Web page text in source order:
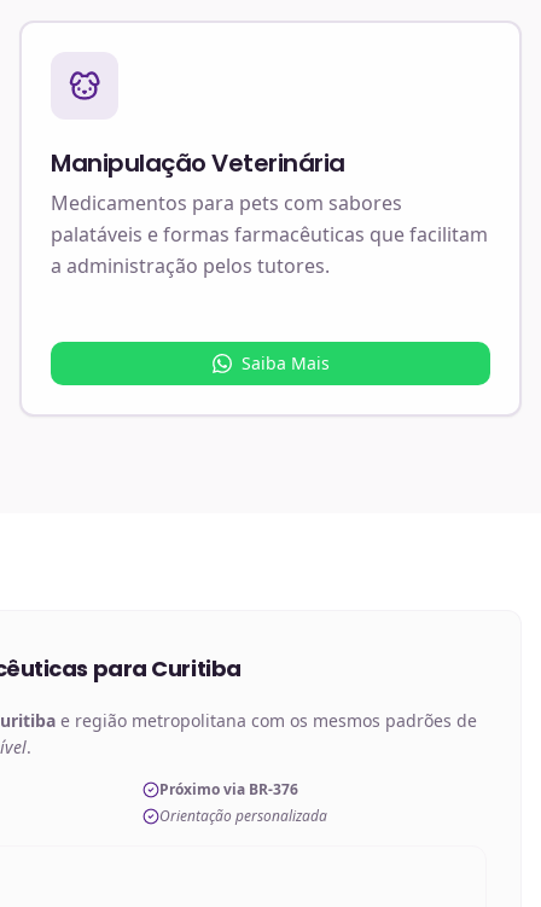
Manipulação Veterinária
Medicamentos para pets com sabores
palatáveis e formas farmacêuticas que facilitam
a administração pelos tutores.
Saiba Mais
para Curitiba
e região metropolitana com os mesmos padrões de
.
Próximo via BR-376
Orientação personalizada